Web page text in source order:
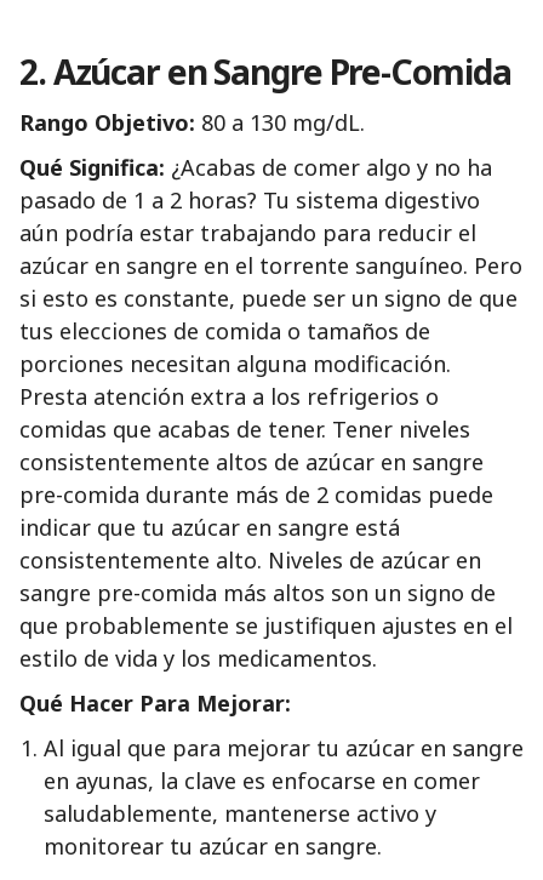
2. Azúcar en Sangre Pre-Comida
Rango Objetivo: 80 a 130 mg/dL.
Qué Significa: ¿Acabas de comer algo y no ha
pasado de 1 a 2 horas? Tu sistema digestivo
aún podría estar trabajando para reducir el
azúcar en sangre en el torrente sanguíneo. Pero
si esto es constante, puede ser un signo de que
tus elecciones de comida o tamaños de
porciones necesitan alguna modificación.
Presta atención extra a los refrigerios o
comidas que acabas de tener. Tener niveles
consistentemente altos de azúcar en sangre
pre-comida durante más de 2 comidas puede
indicar que tu azúcar en sangre está
consistentemente alto. Niveles de azúcar en
sangre pre-comida más altos son un signo de
que probablemente se justifiquen ajustes en el
estilo de vida y los medicamentos.
Qué Hacer Para Mejorar:
Al igual que para mejorar tu azúcar en sangre
en ayunas, la clave es enfocarse en comer
saludablemente, mantenerse activo y
monitorear tu azúcar en sangre.